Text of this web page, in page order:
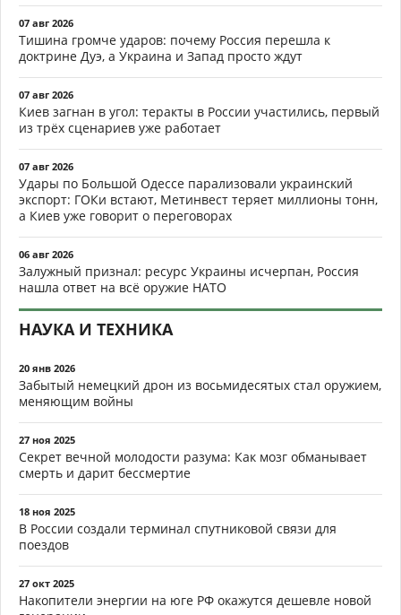
07 авг 2026
Тишина громче ударов: почему Россия перешла к
доктрине Дуэ, а Украина и Запад просто ждут
07 авг 2026
Киев загнан в угол: теракты в России участились, первый
из трёх сценариев уже работает
07 авг 2026
Удары по Большой Одессе парализовали украинский
экспорт: ГОКи встают, Метинвест теряет миллионы тонн,
а Киев уже говорит о переговорах
06 авг 2026
Залужный признал: ресурс Украины исчерпан, Россия
нашла ответ на всё оружие НАТО
НАУКА И ТЕХНИКА
20 янв 2026
Забытый немецкий дрон из восьмидесятых стал оружием,
меняющим войны
27 ноя 2025
Секрет вечной молодости разума: Как мозг обманывает
смерть и дарит бессмертие
18 ноя 2025
В России создали терминал спутниковой связи для
поездов
27 окт 2025
Накопители энергии на юге РФ окажутся дешевле новой